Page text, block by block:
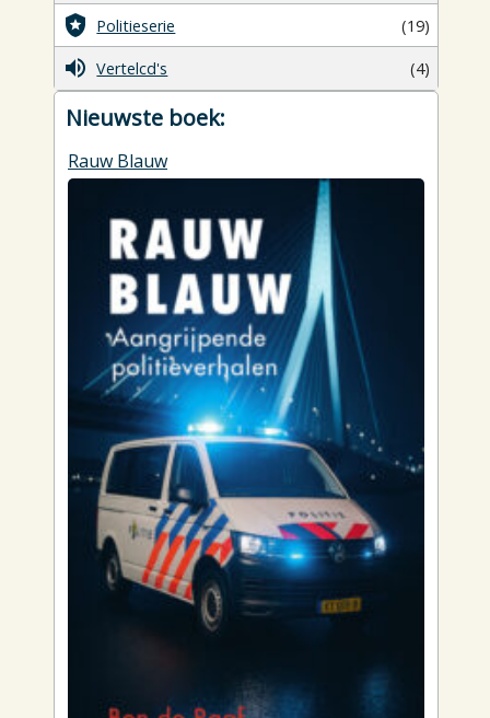
Politieserie (19)
Vertelcd's (4)
Nieuwste boek:
Rauw Blauw